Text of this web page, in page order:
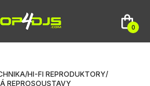
0
/HI-FI REPRODUKTORY/
REPROSOUSTAVY